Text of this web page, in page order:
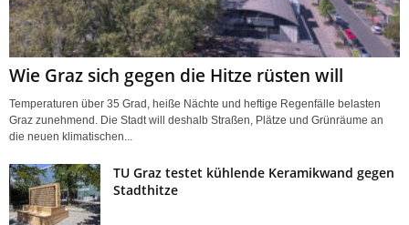
Wie Graz sich gegen die Hitze rüsten will
Temperaturen über 35 Grad, heiße Nächte und heftige Regenfälle belasten
Graz zunehmend. Die Stadt will deshalb Straßen, Plätze und Grünräume an
die neuen klimatischen...
TU Graz testet kühlende Keramikwand gegen
Stadthitze